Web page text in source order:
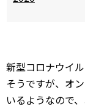
新型コロナウイ
そうですが、オ
いるようなので